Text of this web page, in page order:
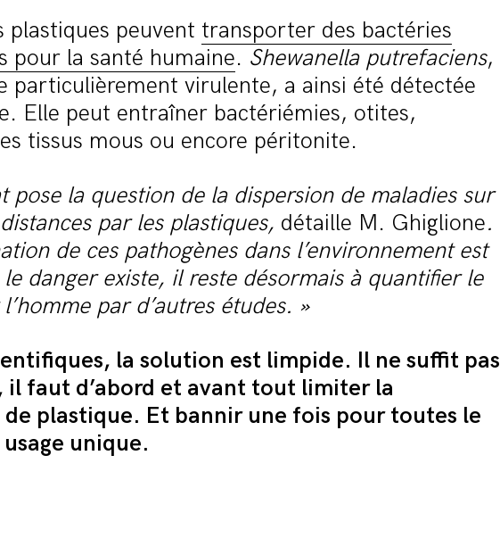
plastiques peuvent transporter des bactéries
pour la santé humaine. Shewanella putrefaciens,
particulièrement virulente, a ainsi été détectée
Elle peut entraîner bactériémies, otites,
tissus mous ou encore péritonite.
pose la question de la dispersion de maladies sur
par les plastiques, détaille M. Ghiglione.
de ces pathogènes dans l’environnement est
danger existe, il reste désormais à quantifier le
par d’autres études. »
la solution est limpide. Il ne suffit pas
il faut d’abord et avant tout limiter la
plastique. Et bannir une fois pour toutes le
unique.